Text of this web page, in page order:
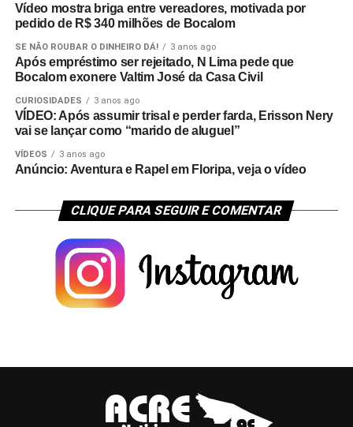
Vídeo mostra briga entre vereadores, motivada por
pedido de R$ 340 milhões de Bocalom
SE NÃO ROUBAR O DINHEIRO DÁ! 3 anos ago
Após empréstimo ser rejeitado, N Lima pede que
Bocalom exonere Valtim José da Casa Civil
CURIOSIDADES 3 anos ago
VÍDEO: Após assumir trisal e perder farda, Erisson Nery
vai se lançar como “marido de aluguel”
VÍDEOS 3 anos ago
Anúncio: Aventura e Rapel em Floripa, veja o vídeo
CLIQUE PARA SEGUIR E COMENTAR